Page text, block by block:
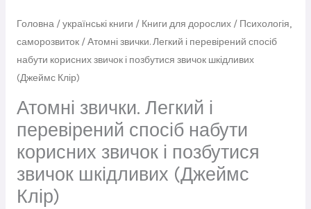
Головна/українські книги / Книги для дорослих/ Психологія,
саморозвиток/ Атомні звички. Легкий і перевірений спосіб
набути корисних звичок і позбутися звичок шкідливих
(Джеймс Клір)
Атомні звички. Легкий і
перевірений спосіб набути
корисних звичок і позбутися
звичок шкідливих (Джеймс
Клір)